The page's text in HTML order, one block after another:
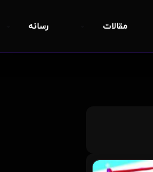
مقالات رسانه